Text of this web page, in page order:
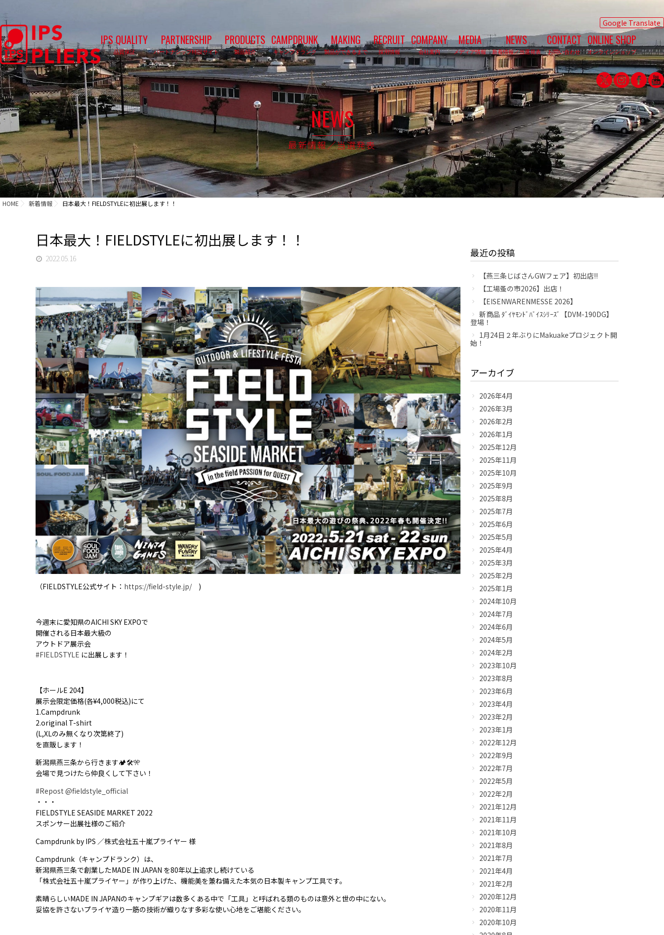
Google Translate
IPS QUALITY
品質保証
PARTNERSHIP
パートナシップ特設サイト
PRODUCTS
製品紹介
CAMPDRUNK
キャンプドランク
MAKING
製品ができるまで
RECRUIT
採用情報
COMPANY
会社案内
MEDIA
メディア情報
NEWS
新着情報／当選発表
CONTACT
お問い合わせ
ONLINE SHOP
オンラインショップ
NEWS
最新情報／当選発表
HOME 新着情報 日本最大！FIELDSTYLEに初出展します！！
日本最大！FIELDSTYLEに初出展します！！
2022.05.16
（FIELDSTYLE公式サイト： https://field-style.jp/)
今週末に愛知県のAICHI SKY EXPOで
開催される日本最大級の
アウトドア展示会
#FIELDSTYLE に出展します！
【ホールE 204】
展示会限定価格(各¥4,000税込)にて
1.Campdrunk
2.original T-shirt
(L,XLのみ無くなり次第終了)
を直販します！
新潟県燕三条から行きます🏕🛠🎌
会場で見つけたら仲良くして下さい！
#Repost @fieldstyle_official
・・・
FIELDSTYLE SEASIDE MARKET 2022
スポンサー出展社様のご紹介
Campdrunk by IPS ／株式会社五十嵐プライヤー 様
Campdrunk（キャンプドランク）は、
新潟県燕三条で創業したMADE IN JAPAN を80年以上追求し続けている
「株式会社五十嵐プライヤー」が作り上げた、機能美を兼ね備えた本気の日本製キャンプ工具です。
素晴らしいMADE IN JAPANのキャンプギアは数多くある中で「工具」と呼ばれる類のものは意外と世の中にない。
妥協を許さないプライヤ造り一筋の技術が織りなす多彩な使い心地をご堪能ください。
最近の投稿
【燕三条じばさんGWフェア】初出店!!
【工場蚤の市2026】出店！
【EISENWARENMESSE 2026】
新商品 ﾀﾞｲﾔﾓﾝﾄﾞﾊﾞｲｽｼﾘｰｽﾞ【DVM-190DG】
登場！
1月24日２年ぶりにMakuakeプロジェクト開
始！
アーカイブ
2026年4月
2026年3月
2026年2月
2026年1月
2025年12月
2025年11月
2025年10月
2025年9月
2025年8月
2025年7月
2025年6月
2025年5月
2025年4月
2025年3月
2025年2月
2025年1月
2024年10月
2024年7月
2024年6月
2024年5月
2024年2月
2023年10月
2023年8月
2023年6月
2023年4月
2023年2月
2023年1月
2022年12月
2022年9月
2022年7月
2022年5月
2022年2月
2021年12月
2021年11月
2021年10月
2021年8月
2021年7月
2021年4月
2021年2月
2020年12月
2020年11月
2020年10月